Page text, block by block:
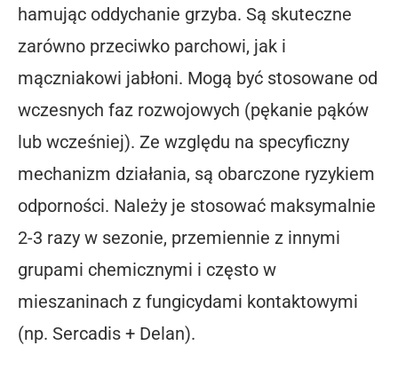
hamując oddychanie grzyba. Są skuteczne
zarówno przeciwko parchowi, jak i
mączniakowi jabłoni. Mogą być stosowane od
wczesnych faz rozwojowych (pękanie pąków
lub wcześniej). Ze względu na specyficzny
mechanizm działania, są obarczone ryzykiem
odporności. Należy je stosować maksymalnie
2-3 razy w sezonie, przemiennie z innymi
grupami chemicznymi i często w
mieszaninach z fungicydami kontaktowymi
(np. Sercadis + Delan).